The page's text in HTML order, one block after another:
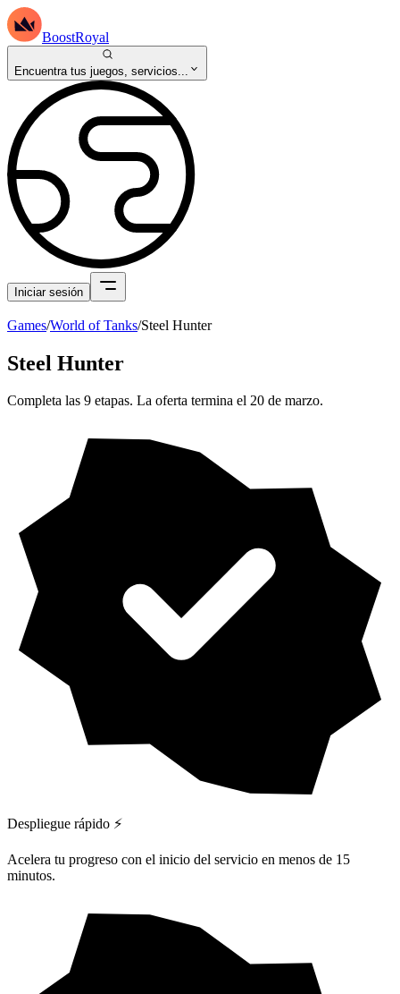
BoostRoyal
Encuentra tus juegos, servicios...
Iniciar sesión
Games/World of Tanks/Steel Hunter
Steel Hunter
Completa las 9 etapas. La oferta termina el 20 de marzo.
Despliegue rápido ⚡
Acelera tu progreso con el inicio del servicio en menos de 15
minutos.